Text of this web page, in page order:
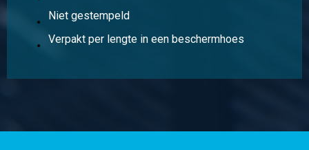
Artikelnummer
2460-0431-303015
Omschrijving
hoogglans gepolijst
8,208
Niet gestempeld
Verpakt per lengte in een beschermhoes